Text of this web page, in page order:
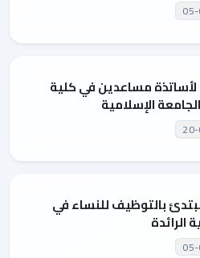
مساعدين في كلية
الإسلامية
بالتوظيف للنساء في
الرائدة